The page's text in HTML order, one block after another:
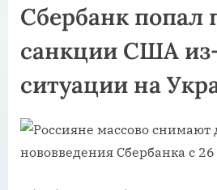
Сбербанк попал
санкции США
ситуации на